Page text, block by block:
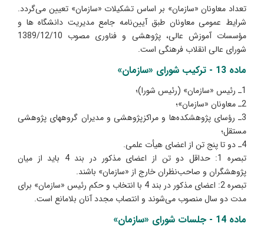
تعداد معاونان «سازمان» بر اساس تشکیلات «سازمان» تعیین می‌گردد.
شرایط عمومی معاونان طبق آیین‌نامه جامع مدیریت دانشگاه ها و
مؤسسات آموزش عالی، پژوهشی و فناوری مصوب 1389/12/10
شورای عالی انقلاب فرهنگی است.
ماده 13 - ترکیب شورای «سازمان»
1ـ رئیس «سازمان» (رئیس شورا)؛
2ـ معاونان «سازمان»؛
3ـ رؤسای پژوهشکده‌ها و مراکزپژوهشی و مدیران گروههای پژوهشی
مستقل؛
4ـ دو تا پنج تن از اعضای هیأت علمی.
تبصره 1: حداقل دو تن از اعضای مذکور در بند 4 باید از میان
پژوهشگران و صاحب‌نظران خارج از «سازمان» باشند.
تبصره 2: اعضای مذکور در بند 4 با انتخاب و حکم رئیس «سازمان» برای
مدت دو سال منصوب می‌شوند و انتصاب مجدد آنان بلامانع است.
ماده 14 - جلسات شورای «سازمان»